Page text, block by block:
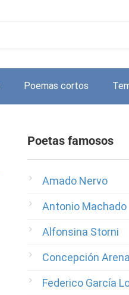
Poemas cortos
Poetas famosos
Amado Nervo
Antonio Machado
Alfonsina Storni
Concepción Arenal
Federico García